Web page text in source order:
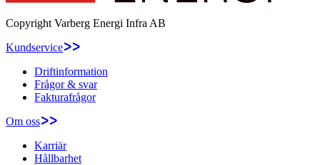
Copyright Varberg Energi Infra AB
Kundservice
Driftinformation
Frågor & svar
Fakturafrågor
Om oss
Karriär
Hållbarhet